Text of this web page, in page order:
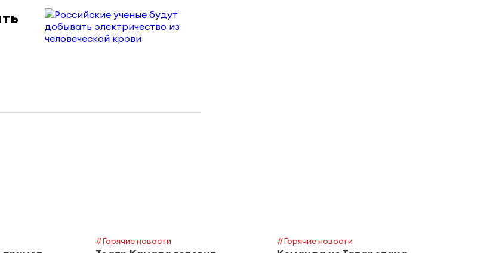
#Горячие новости #Горячие новости